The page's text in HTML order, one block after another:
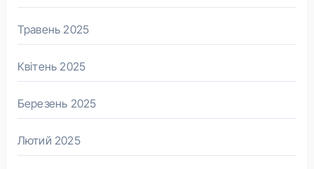
Травень 2025
Квітень 2025
Березень 2025
Лютий 2025